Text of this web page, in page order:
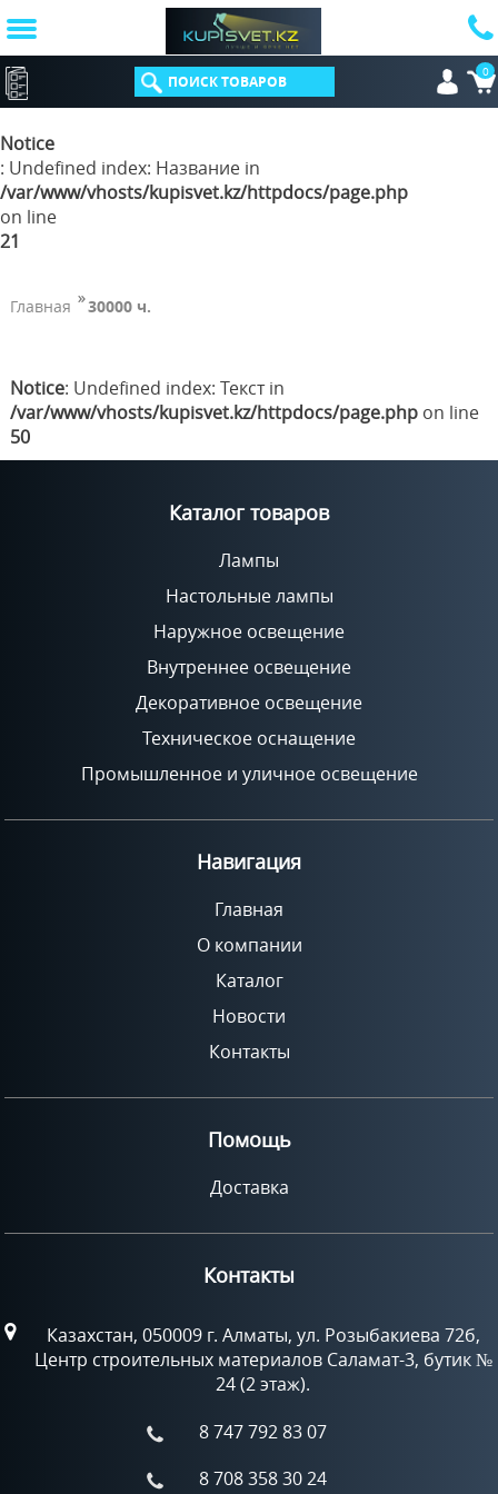
Notice
: Undefined index: Название in
/var/www/vhosts/kupisvet.kz/httpdocs/page.php
on line
21
КАТАЛОГ 0
Главная 30000 ч.
Notice: Undefined index: Текст in
/var/www/vhosts/kupisvet.kz/httpdocs/page.phpon line
50
Каталог товаров
Лампы
Настольные лампы
Наружное освещение
Внутреннее освещение
Декоративное освещение
Техническое оснащение
Промышленное и уличное освещение
Навигация
Главная
О компании
Каталог
Новости
Контакты
Помощь
Доставка
Контакты
Казахстан, 050009 г. Алматы, ул. Розыбакиева 72б,
Центр строительных материалов Саламат-3, бутик №
24 (2 этаж).
8 747 792 83 07
8 708 358 30 24